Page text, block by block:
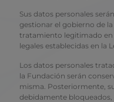
Sus datos personales
gestionar el gobierno de
tratamiento legitimado
legales establecidas en la
Los datos personales
la Fundación serán
misma. Posteriormente,
debidamente